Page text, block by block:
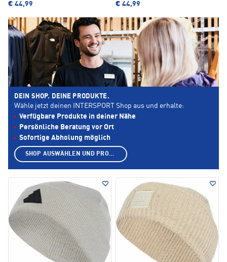
€ 44,99 € 44,99
DEIN SHOP. DEINE PRODUKTE.
Wähle jetzt deinen INTERSPORT Shop aus und erhalte:
Verfügbare Produkte in deiner Nähe
Persönliche Beratung vor Ort
Sofortige Abholung möglich
SHOP AUSWÄHLEN UND PRODUKTE ANZEIGEN